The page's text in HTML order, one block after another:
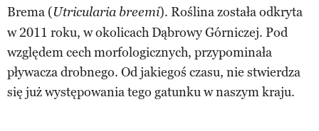
Brema (Utricularia breemi). Roślina została odkryta
w 2011 roku, w okolicach Dąbrowy Górniczej. Pod
względem cech morfologicznych, przypominała
pływacza drobnego. Od jakiegoś czasu, nie stwierdza
się już występowania tego gatunku w naszym kraju.